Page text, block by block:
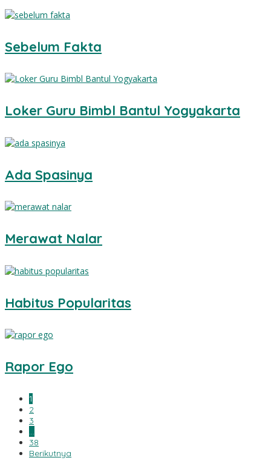
Sebelum Fakta
Loker Guru Bimbl Bantul Yogyakarta
Ada Spasinya
Merawat Nalar
Habitus Popularitas
Rapor Ego
1
2
3
…
38
Berikutnya